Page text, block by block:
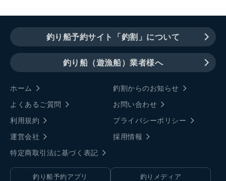
釣り船予約サイト「釣割」について
釣り船（遊漁船）業者様へ
ホーム
釣割からのお知らせ
よくあるご質問
お問い合わせ
利用規約
プライバシーポリシー
運営会社
採用情報
特定商取引法に基づく表記
釣り船予約アプリ
釣りメディア